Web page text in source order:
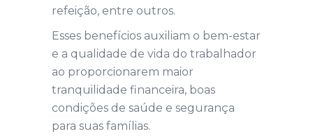
refeição, entre outros.
Esses benefícios auxiliam o bem-estar
e a qualidade de vida do trabalhador
ao proporcionarem maior
tranquilidade financeira, boas
condições de saúde e segurança
para suas famílias.